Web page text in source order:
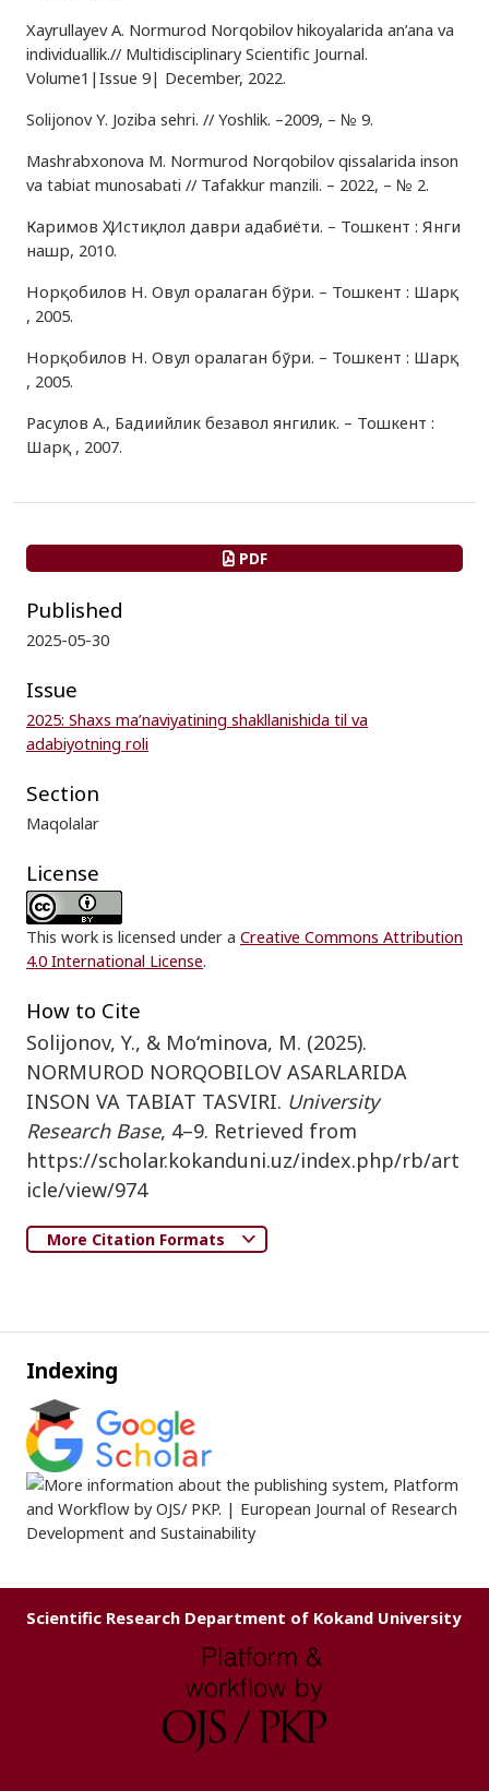
PDF
Published
2025-05-30
Issue
2025: Shaxs ma’naviyatining shakllanishida til va
adabiyotning roli
Section
Maqolalar
License
This work is licensed under a Creative Commons Attribution
4.0 International License.
How to Cite
Solijonov, Y., & Mo‘minova, M. (2025).
NORMUROD NORQOBILOV ASARLARIDA
INSON VA TABIAT TASVIRI. University
Research Base, 4–9. Retrieved from
https://scholar.kokanduni.uz/index.php/rb/art
icle/view/974
More Citation Formats
Xayrullayev A. Normurod Norqobilov hikoyalarida an’ana va
individuallik.// Multidisciplinary Scientific Journal.
Volume1|Issue 9| December, 2022.
Solijonov Y. Joziba sehri. // Yoshlik. –2009, – № 9.
Mashrabxonova M. Normurod Norqobilov qissalarida inson
va tabiat munosabati // Tafakkur manzili. – 2022, – № 2.
Каримов Ҳ. Истиқлол даври адабиёти. – Тошкент : Янги
нашр, 2010.
Норқобилов Н. Овул оралаган бўри. – Тошкент : Шарқ
, 2005.
Норқобилов Н. Овул оралаган бўри. – Тошкент : Шарқ
, 2005.
Расулов A., Бадиийлик безавол янгилик. – Тошкент :
Шарқ , 2007.
Indexing
Scientific Research Department of Kokand University